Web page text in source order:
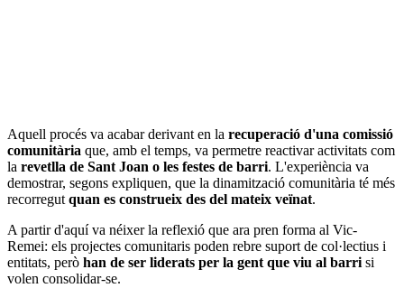
Aquell procés va acabar derivant en la recuperació d'una comissió
comunitària que, amb el temps, va permetre reactivar activitats com
la revetlla de Sant Joan o les festes de barri. L'experiència va
demostrar, segons expliquen, que la dinamització comunitària té més
recorregut quan es construeix des del mateix veïnat.
A partir d'aquí va néixer la reflexió que ara pren forma al Vic-
Remei: els projectes comunitaris poden rebre suport de col·lectius i
entitats, però han de ser liderats per la gent que viu al barri si
volen consolidar-se.